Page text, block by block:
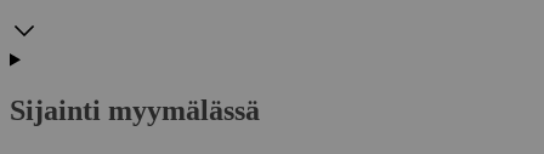
Sijainti myymälässä